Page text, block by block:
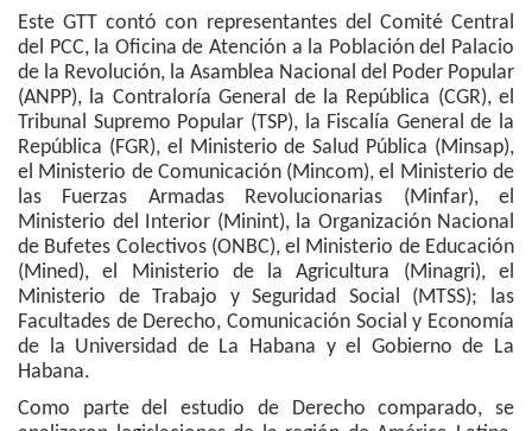
Este GTT contó con representantes del Comité Central
del PCC, la Oficina de Atención a la Población del Palacio
de la Revolución, la Asamblea Nacional del Poder Popular
(ANPP), la Contraloría General de la República (CGR), el
Tribunal Supremo Popular (TSP), la Fiscalía General de la
República (FGR), el Ministerio de Salud Pública (Minsap),
el Ministerio de Comunicación (Mincom), el Ministerio de
las Fuerzas Armadas Revolucionarias (Minfar), el
Ministerio del Interior (Minint), la Organización Nacional
de Bufetes Colectivos (ONBC), el Ministerio de Educación
(Mined), el Ministerio de la Agricultura (Minagri), el
Ministerio de Trabajo y Seguridad Social (MTSS); las
Facultades de Derecho, Comunicación Social y Economía
de la Universidad de La Habana y el Gobierno de La
Habana.
Como parte del estudio de Derecho comparado, se